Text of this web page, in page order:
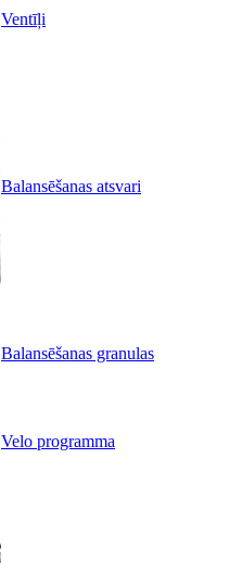
Ventīļi
Balansēšanas atsvari
Balansēšanas granulas
Velo programma